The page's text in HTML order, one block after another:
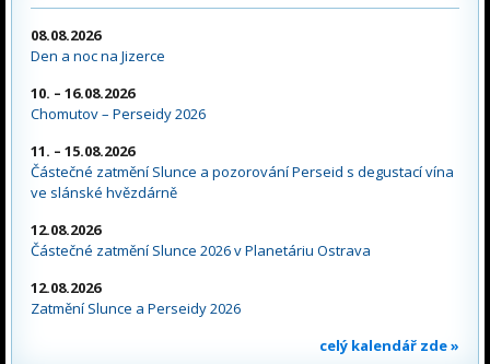
08.08.2026
Den a noc na Jizerce
10. – 16.08.2026
Chomutov – Perseidy 2026
11. – 15.08.2026
Částečné zatmění Slunce a pozorování Perseid s degustací vína
ve slánské hvězdárně
12.08.2026
Částečné zatmění Slunce 2026 v Planetáriu Ostrava
12.08.2026
Zatmění Slunce a Perseidy 2026
celý kalendář zde »